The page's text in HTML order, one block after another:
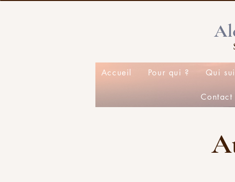
Accueil Pour qui ? Qui
Contact